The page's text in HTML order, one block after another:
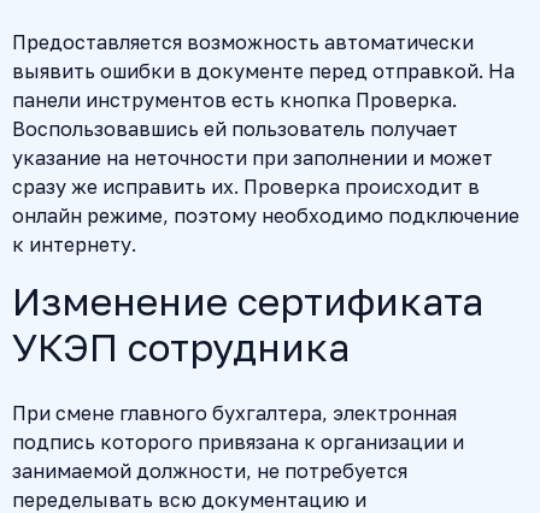
Предоставляется возможность автоматически
выявить ошибки в документе перед отправкой. На
панели инструментов есть кнопка Проверка.
Воспользовавшись ей пользователь получает
указание на неточности при заполнении и может
сразу же исправить их. Проверка происходит в
онлайн режиме, поэтому необходимо подключение
к интернету.
Изменение сертификата
УКЭП сотрудника
При смене главного бухгалтера, электронная
подпись которого привязана к организации и
занимаемой должности, не потребуется
переделывать всю документацию и